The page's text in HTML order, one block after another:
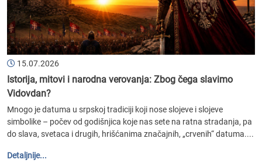
15.07.2026
Istorija, mitovi i narodna verovanja: Zbog čega slavimo
Vidovdan?
Mnogo je datuma u srpskoj tradiciji koji nose slojeve i slojeve
simbolike – počev od godišnjica koje nas sete na ratna stradanja, pa
do slava, svetaca i drugih, hrišćanima značajnih, „crvenih“ datuma....
Detaljnije...